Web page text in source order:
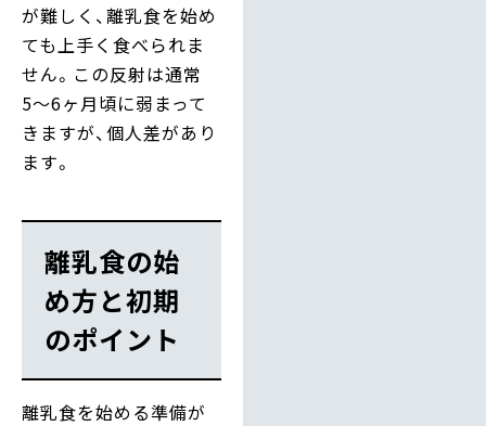
が難しく、離乳食を始め
ても上手く食べられま
せん。この反射は通常
5〜6ヶ月頃に弱まって
きますが、個人差があり
ます。
離乳食の始
め方と初期
のポイント
離乳食を始める準備が